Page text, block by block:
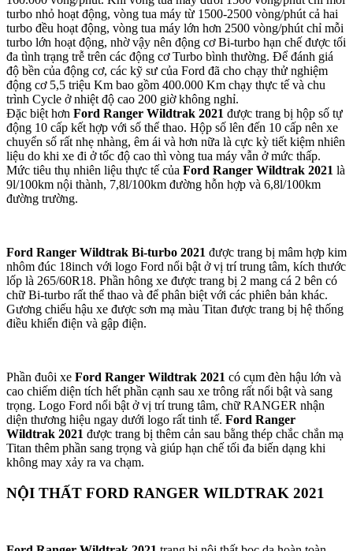
turbo nhỏ hoạt động, vòng tua máy từ 1500-2500 vòng/phút cả hai
turbo đều hoạt động, vòng tua máy lớn hơn 2500 vòng/phút chỉ mỗi
turbo lớn hoạt động, nhờ vậy nên động cơ Bi-turbo hạn chế được tối
đa tình trạng trễ trên các động cơ Turbo bình thường. Để đánh giá
độ bền của động cơ, các kỹ sư của Ford đã cho chạy thử nghiệm
động cơ 5,5 triệu Km bao gồm 400.000 Km chạy thực tế và chu
trình Cycle ở nhiệt độ cao 200 giờ không nghỉ.
Đặc biệt hơn Ford Ranger Wildtrak 2021 được trang bị hộp số tự
động 10 cấp kết hợp với số thể thao. Hộp số lên đến 10 cấp nên xe
chuyển số rất nhẹ nhàng, êm ái và hơn nữa là cực kỳ tiết kiệm nhiên
liệu do khi xe đi ở tốc độ cao thì vòng tua máy vẫn ở mức thấp.
Mức tiêu thụ nhiên liệu thực tế của Ford Ranger Wildtrak 2021 là
9l/100km nội thành, 7,8l/100km đường hỗn hợp và 6,8l/100km
đường trường.
Ford Ranger Wildtrak Bi-turbo 2021 được trang bị mâm hợp kim
nhôm đúc 18inch với logo Ford nổi bật ở vị trí trung tâm, kích thước
lốp là 265/60R18. Phần hông xe được trang bị 2 mang cá 2 bên có
chữ Bi-turbo rất thể thao và để phân biệt với các phiên bản khác.
Gương chiếu hậu xe được sơn mạ màu Titan được trang bị hệ thống
điều khiển điện và gập điện.
Phần đuôi xe Ford Ranger Wildtrak 2021 có cụm đèn hậu lớn và
cao chiếm diện tích hết phần cạnh sau xe trông rất nổi bật và sang
trọng. Logo Ford nổi bật ở vị trí trung tâm, chữ RANGER nhận
diện thương hiệu ngay dưới logo rất tinh tế. Ford Ranger
Wildtrak 2021 được trang bị thêm cản sau bằng thép chắc chắn mạ
Titan thêm phần sang trọng và giúp hạn chế tối đa biến dạng khi
không may xảy ra va chạm.
NỘI THẤT FORD RANGER WILDTRAK 2021